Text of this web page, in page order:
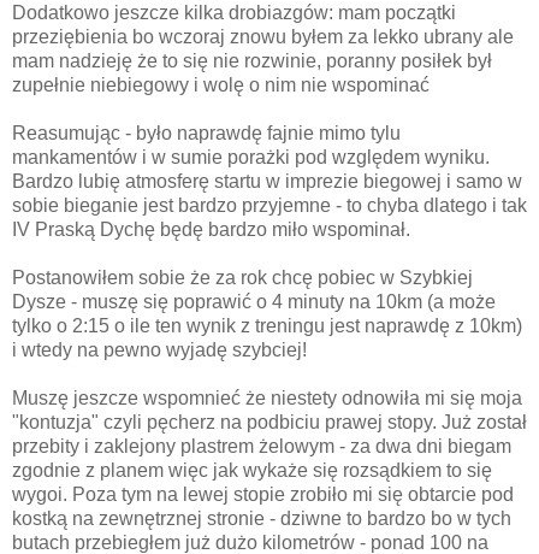
Dodatkowo jeszcze kilka drobiazgów: mam początki
przeziębienia bo wczoraj znowu byłem za lekko ubrany ale
mam nadzieję że to się nie rozwinie, poranny posiłek był
zupełnie niebiegowy i wolę o nim nie wspominać
Reasumując - było naprawdę fajnie mimo tylu
mankamentów i w sumie porażki pod względem wyniku.
Bardzo lubię atmosferę startu w imprezie biegowej i samo w
sobie bieganie jest bardzo przyjemne - to chyba dlatego i tak
IV Praską Dychę będę bardzo miło wspominał.
Postanowiłem sobie że za rok chcę pobiec w Szybkiej
Dysze - muszę się poprawić o 4 minuty na 10km (a może
tylko o 2:15 o ile ten wynik z treningu jest naprawdę z 10km)
i wtedy na pewno wyjadę szybciej!
Muszę jeszcze wspomnieć że niestety odnowiła mi się moja
"kontuzja" czyli pęcherz na podbiciu prawej stopy. Już został
przebity i zaklejony plastrem żelowym - za dwa dni biegam
zgodnie z planem więc jak wykaże się rozsądkiem to się
wygoi. Poza tym na lewej stopie zrobiło mi się obtarcie pod
kostką na zewnętrznej stronie - dziwne to bardzo bo w tych
butach przebiegłem już dużo kilometrów - ponad 100 na